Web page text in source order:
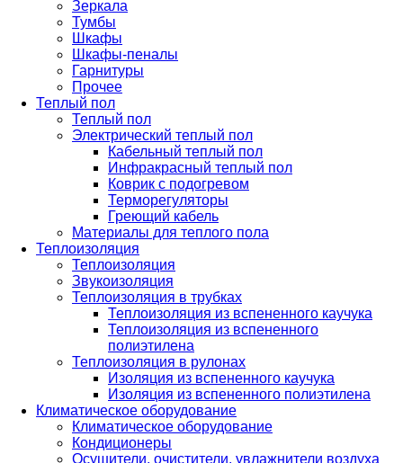
Зеркала
Тумбы
Шкафы
Шкафы-пеналы
Гарнитуры
Прочее
Теплый пол
Теплый пол
Электрический теплый пол
Кабельный теплый пол
Инфракрасный теплый пол
Коврик с подогревом
Терморегуляторы
Греющий кабель
Материалы для теплого пола
Теплоизоляция
Теплоизоляция
Звукоизоляция
Теплоизоляция в трубках
Теплоизоляция из вспененного каучука
Теплоизоляция из вспененного
полиэтилена
Теплоизоляция в рулонах
Изоляция из вспененного каучука
Изоляция из вспененного полиэтилена
Климатическое оборудование
Климатическое оборудование
Кондиционеры
Осушители, очистители, увлажнители воздуха